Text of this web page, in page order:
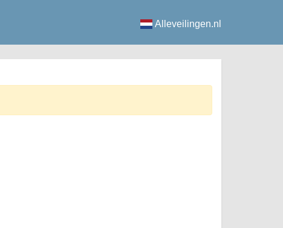
Alleveilingen.nl